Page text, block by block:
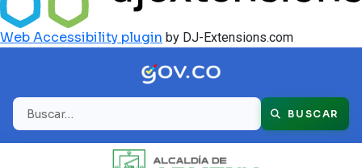
Web Accessibility plugin by DJ-Extensions.com
Buscar BUSCAR